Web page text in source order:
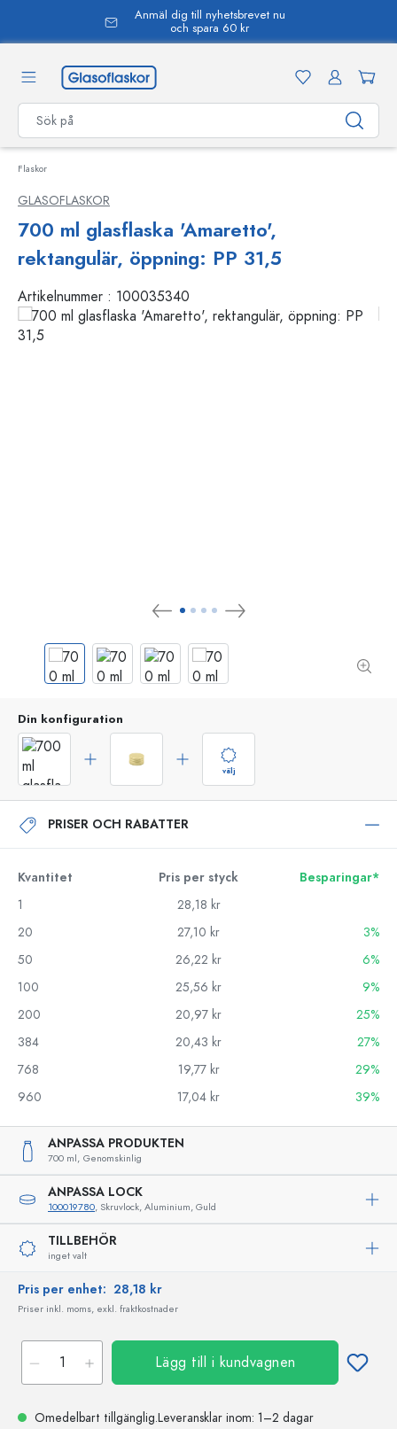
Anmäl dig till nyhetsbrevet nu
och spara 60 kr
Flaskor
GLASOFLASKOR
700 ml glasflaska 'Amaretto',
rektangulär, öppning: PP 31,5
Artikelnummer : 100035340
Din konfiguration
välj
PRISER OCH RABATTER
Kvantitet Pris per styck
Besparingar*
1
28,18 kr
20
27,10 kr
3%
50
26,22 kr
6%
100
25,56 kr
9%
200
20,97 kr
25%
384
20,43 kr
27%
768
19,77 kr
29%
960
17,04 kr 39%
ANPASSA PRODUKTEN
700 ml, Genomskinlig
ANPASSA LOCK
100019780, Skruvlock, Aluminium, Guld
TILLBEHÖR
inget valt
Pris per enhet: 28,18 kr
Priser inkl. moms, exkl. fraktkostnader
Lägg till i kundvagnen
Omedelbart tillgänglig.Leveransklar inom: 1–2 dagar